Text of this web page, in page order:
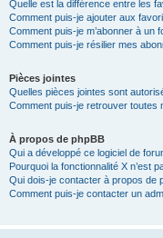
Quelle est la différence entre les
Comment puis-je ajouter aux
Comment puis-je m’abonner à un
Comment puis-je résilier mes
Pièces jointes
Quelles pièces jointes sont
Comment puis-je retrouver toutes
À propos de phpBB
Qui a développé ce logiciel de
Pourquoi la fonctionnalité X n’est
Qui dois-je contacter à propos de
Comment puis-je contacter un